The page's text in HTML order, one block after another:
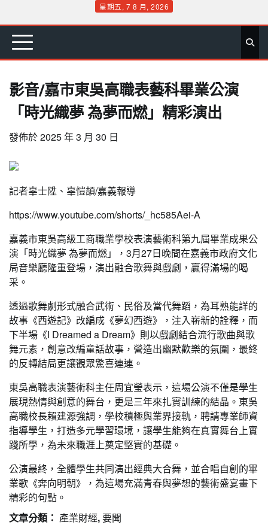
content
星期五, 7 8 月, 2026
首 要 娛 生 社 文 公 運 旅 政 地 專
影音/嘉市東吳高職表藝科畢業公演
「時光織夢 為夢而燃」精彩演出
發佈於2025 年 3 月 30 日
記者辜士陞、辜愷頡/嘉義報導
https://www.youtube.com/shorts/_hc585Aei-A
嘉義市東吳高級工商職業學校表演藝術科第九屆畢業成果公
演「時光織夢 為夢而燃」，3月27日晚間在嘉義市政府文化
局音樂廳隆重登場，演出融合歌舞與戲劇，贏得滿場的喝
采。
透過歌舞劇形式融合武術、民俗及當代舞蹈，為耳熟能詳的
故事《西遊記》改編成《夢幻西遊》，注入嶄新的詮釋，而
下半場《I Dreamed a Dream》則以戲劇結合流行歌曲與歌
舞元素，創意改編童話故事，營造出幽默歡樂的氛圍，最終
的反轉結局更讓觀眾驚喜連連。
東吳高職表演藝術科主任周宜瑩表示，這場公演不僅是學生
展現熱情與創意的舞台，更是三年來扎實訓練的結晶。東吳
高職校長賴建源強調，學校積極與業界接軌，聘請專業師資
指導學生，打造多元學習環境，讓學生能夠在真實舞台上實
踐所學，為未來職涯上奠定堅實的基礎。
公演最終，全體學生共同演出經典大合舞，並合唱自創的畢
業歌《奔向明朝》，為這場充滿青春與夢想的藝術盛宴畫下
精彩的句點。
文章分類： 產業財經,要聞